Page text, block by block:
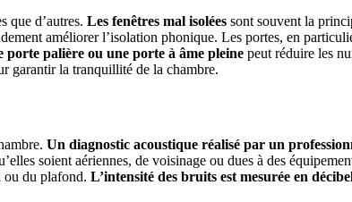
que d’autres. Les fenêtres mal isolées sont souvent la
améliorer l’isolation phonique. Les portes, en
porte palière ou une porte à âme pleine peut réduire les
garantir la tranquillité de la chambre.
Un diagnostic acoustique réalisé par un
soient aériennes, de voisinage ou dues à des
ou du plafond. L’intensité des bruits est mesurée en